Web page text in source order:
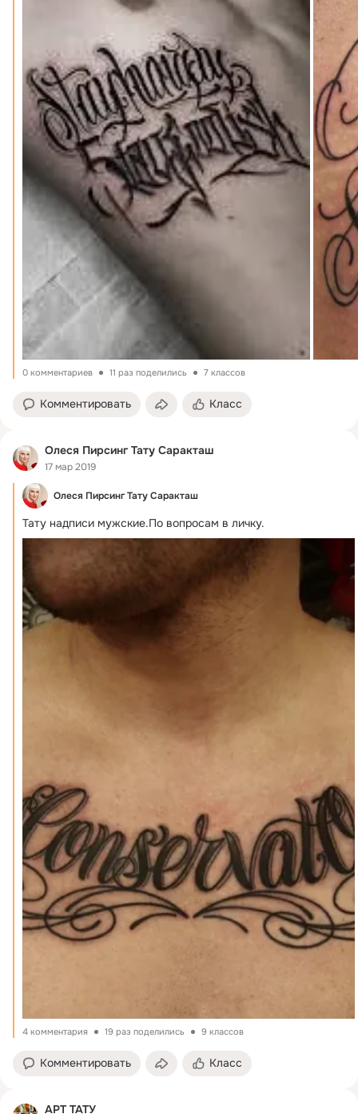
0 комментариев 11 раз поделились 7 классов
Комментировать Класс
Олеся Пирсинг Тату Саракташ
17 мар 2019
Олеся Пирсинг Тату Саракташ
Тату надписи мужские.По вопросам в личку.
4 комментария 19 раз поделились 9 классов
Комментировать Класс
АРТ ТАТУ